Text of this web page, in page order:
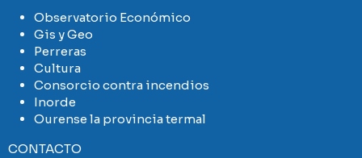
Observatorio Económico
Gis y Geo
Perreras
Cultura
Consorcio contra incendios
Inorde
Ourense la provincia termal
CONTACTO